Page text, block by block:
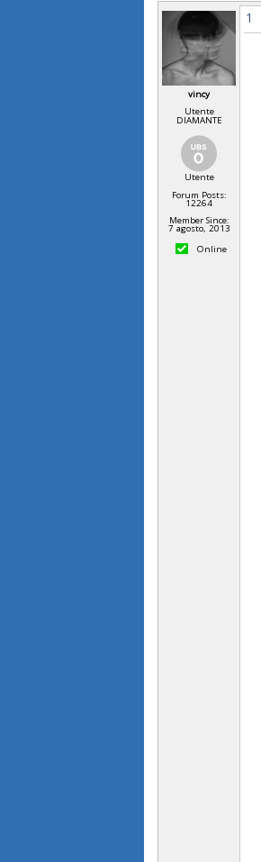
vincy
Utente
DIAMANTE
Utente
Forum Posts:
12264
Member Since:
7 agosto, 2013
Online
1